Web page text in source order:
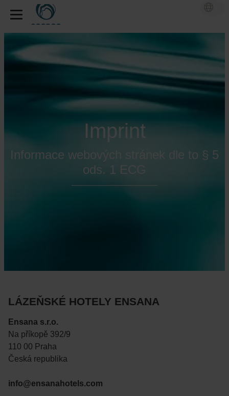
Imprint
Informace webových stránek dle to § 5
ods. 1 ECG
LÁZEŇSKÉ HOTELY ENSANA
Ensana s.r.o.
Na příkopě 392/9
110 00 Praha
Česká republika
info@ensanahotels.com